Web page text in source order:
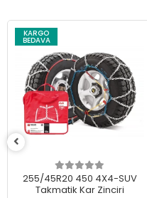
KARGO
BEDAVA
255/45R20 450 4X4-SUV
Takmatik Kar Zinciri